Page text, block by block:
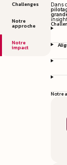
Challenges
Notre
approche
Notre
impact
Dans
Notre